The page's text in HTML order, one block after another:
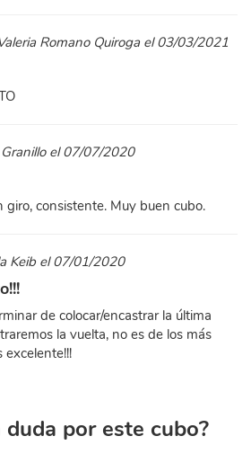
Romano Quiroga el 03/03/2021
el 07/07/2020
giro, consistente. Muy buen cubo.
Keib el 07/01/2020
de colocar/encastrar la última
la vuelta, no es de los más
excelente!!!
duda por este cubo?